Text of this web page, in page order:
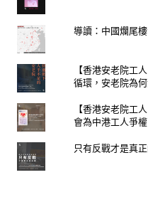
導讀：中國爛尾
【香港安老院工
循環，安老院為
【香港安老院工
會為中港工人爭
只有反戰才是真